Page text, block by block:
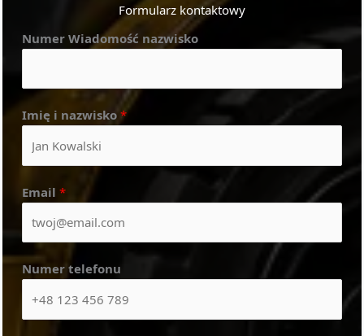
Formularz kontaktowy
Numer Wiadomość nazwisko
Imię i nazwisko *
Email *
Numer telefonu